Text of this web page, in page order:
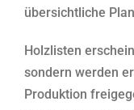
übersichtliche
Holzlisten
sondern werden
Produktion